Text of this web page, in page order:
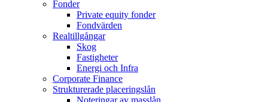
Fonder
Private equity fonder
Fondvärden
Realtillgångar
Skog
Fastigheter
Energi och Infra
Corporate Finance
Strukturerade placeringslån